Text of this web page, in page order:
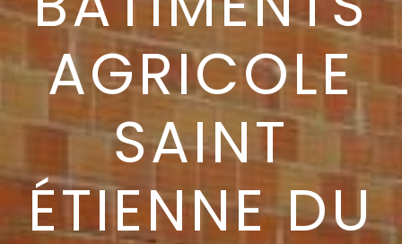
AGRICOLE
SAINT
ÉTIENNE DU